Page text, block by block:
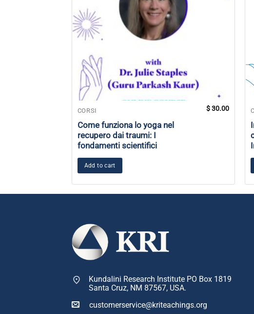
CORSI
Come funziona lo yoga nel
recupero dai traumi: I
fondamenti scientifici
$30.00
Add to cart
Kundalini Research Institute PO Box 1819
Santa Cruz, NM 87567, USA.
customerservice@kriteachings.org